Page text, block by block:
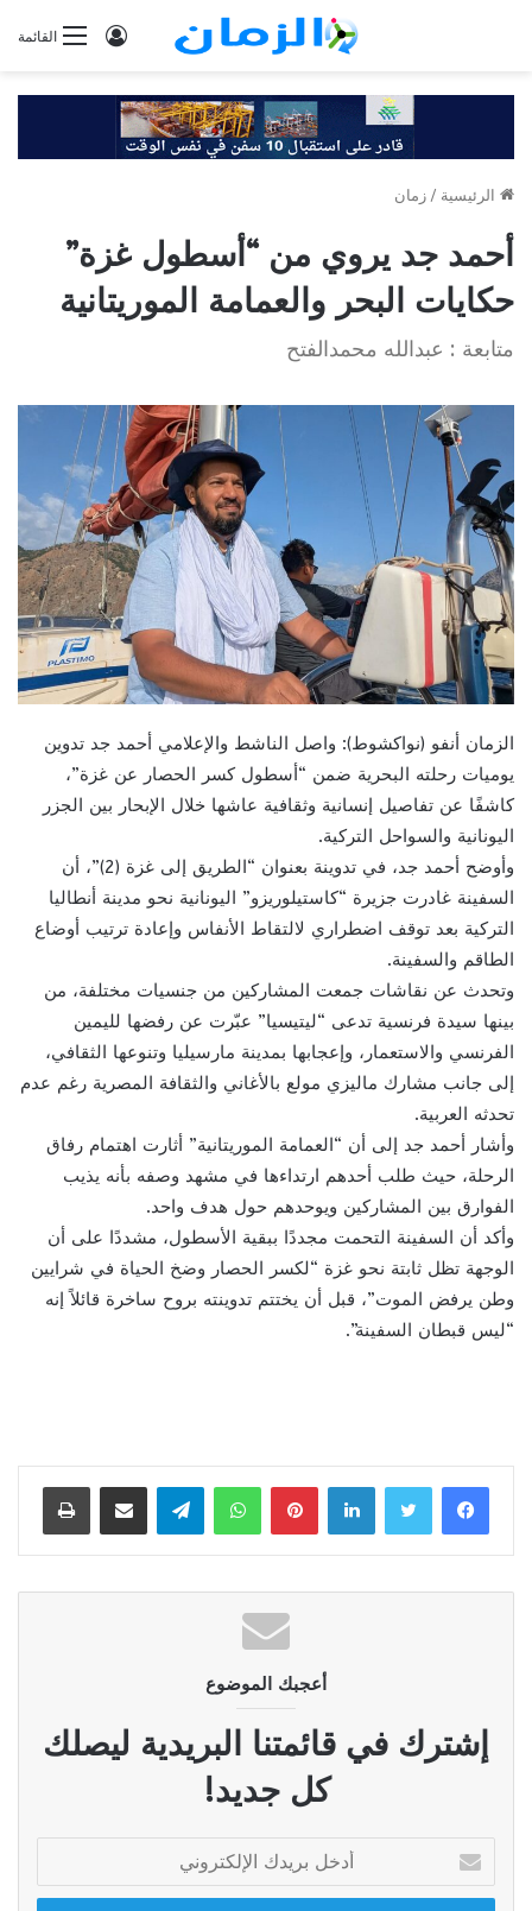
القائمةتسجيل
الرئيسية / زمان
أحمد جد يروي من “أسطول غزة”
حكايات البحر والعمامة الموريتانية
متابعة : عبدالله محمدالفتح
الزمان أنفو (نواكشوط): واصل الناشط والإعلامي أحمد جد تدوين
يوميات رحلته البحرية ضمن “أسطول كسر الحصار عن غزة”،
كاشفًا عن تفاصيل إنسانية وثقافية عاشها خلال الإبحار بين الجزر
اليونانية والسواحل التركية.
وأوضح أحمد جد، في تدوينة بعنوان “الطريق إلى غزة (2)”، أن
السفينة غادرت جزيرة “كاستيلوريزو” اليونانية نحو مدينة أنطاليا
التركية بعد توقف اضطراري لالتقاط الأنفاس وإعادة ترتيب أوضاع
الطاقم والسفينة.
وتحدث عن نقاشات جمعت المشاركين من جنسيات مختلفة، من
بينها سيدة فرنسية تدعى “ليتيسيا” عبّرت عن رفضها لليمين
الفرنسي والاستعمار، وإعجابها بمدينة مارسيليا وتنوعها الثقافي،
إلى جانب مشارك ماليزي مولع بالأغاني والثقافة المصرية رغم عدم
تحدثه العربية.
وأشار أحمد جد إلى أن “العمامة الموريتانية” أثارت اهتمام رفاق
الرحلة، حيث طلب أحدهم ارتداءها في مشهد وصفه بأنه يذيب
الفوارق بين المشاركين ويوحدهم حول هدف واحد.
وأكد أن السفينة التحمت مجددًا ببقية الأسطول، مشددًا على أن
الوجهة تظل ثابتة نحو غزة “لكسر الحصار وضخ الحياة في شرايين
وطن يرفض الموت”، قبل أن يختتم تدوينته بروح ساخرة قائلاً إنه
“ليس قبطان السفينة”.
لينكدإن بينتيريستواتساب تيلقرام مشاركة عبر البريد طباعة
أعجبك الموضوع
إشترك في قائمتنا البريدية ليصلك
كل جديد!
بريدك
الإلكتروني